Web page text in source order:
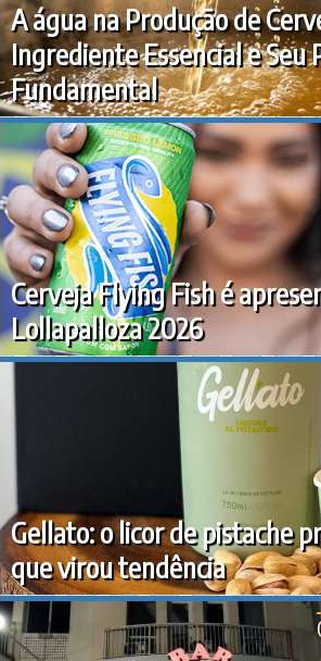
A água na Produção de
Ingrediente Essencial e Seu
Fundamental
Cerveja Flying Fish é
Lollapalloza 2026
Gellato: o licor de pistache
que virou tendência